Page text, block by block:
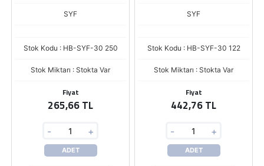
SYF
Stok Kodu : HB-SYF-30 250
Stok Miktarı : Stokta Var
Fiyat
265,66 TL
- +
ADET
SYF
Stok Kodu : HB-SYF-30 122
Stok Miktarı : Stokta Var
Fiyat
442,76 TL
- +
ADET